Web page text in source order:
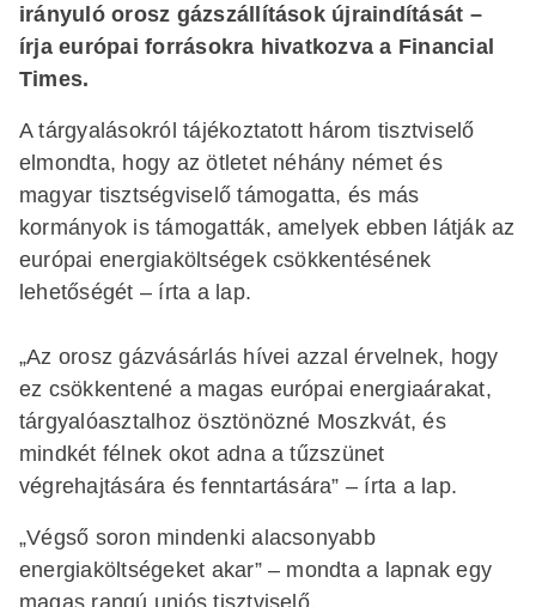
irányuló orosz gázszállítások újraindítását –
írja európai forrásokra hivatkozva a Financial
Times.
A tárgyalásokról tájékoztatott három tisztviselő
elmondta, hogy az ötletet néhány német és
magyar tisztségviselő támogatta, és más
kormányok is támogatták, amelyek ebben látják az
európai energiaköltségek csökkentésének
lehetőségét – írta a lap.
„Az orosz gázvásárlás hívei azzal érvelnek, hogy
ez csökkentené a magas európai energiaárakat,
tárgyalóasztalhoz ösztönözné Moszkvát, és
mindkét félnek okot adna a tűzszünet
végrehajtására és fenntartására” – írta a lap.
„Végső soron mindenki alacsonyabb
energiaköltségeket akar” – mondta a lapnak egy
magas rangú uniós tisztviselő.